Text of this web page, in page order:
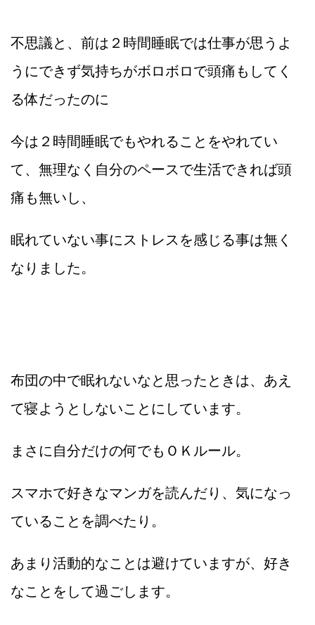
不思議と、前は２時間睡眠では仕事が思うよ
うにできず気持ちがボロボロで頭痛もしてく
る体だったのに
今は２時間睡眠でもやれることをやれてい
て、無理なく自分のペースで生活できれば頭
痛も無いし、
眠れていない事にストレスを感じる事は無く
なりました。
布団の中で眠れないなと思ったときは、あえ
て寝ようとしないことにしています。
まさに自分だけの何でもＯＫルール。
スマホで好きなマンガを読んだり、気になっ
ていることを調べたり。
あまり活動的なことは避けていますが、好き
なことをして過ごします。